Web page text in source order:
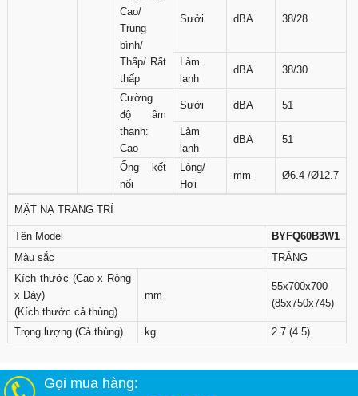
Cao/
Trung
bình/
Thấp/ Rất
thấp
Sưởi dBA 38/28
Làm
lạnh
dBA 38/30
Cường
độ âm
thanh:
Cao
Sưởi dBA 51
Làm
lạnh
dBA 51
Ống kết
nối
Lỏng/
Hơi
mm Ø6.4 /Ø12.7
MẶT NẠ TRANG TRÍ
Tên Model
BYFQ60B3W1
Màu sắc
TRẮNG
Kích thước (Cao x Rộng
x Dày)
(Kích thước cả thùng)
mm
55x700x700
(85x750x745)
Trọng lượng (Cả thùng) kg 2.7 (4.5)
Gọi mua hàng: